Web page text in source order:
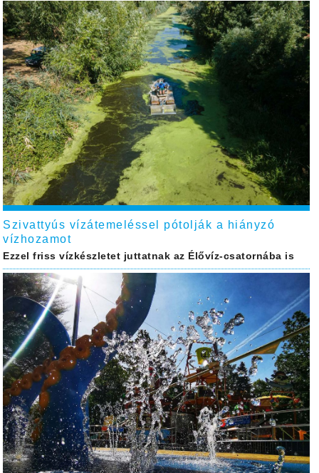
Szivattyús vízátemeléssel pótolják a hiányzó
vízhozamot
Ezzel friss vízkészletet juttatnak az Élővíz-csatornába is